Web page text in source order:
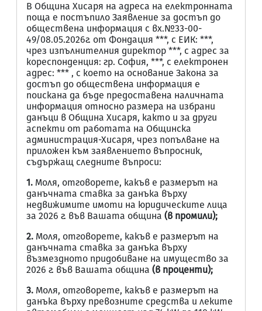
В Община Хисаря на адреса на електронната
поща е постъпило Заявление за достъп до
обществена информация с вх.№33-00-
49/08.05.2026г. от Фондация ***, с ЕИК: ***,
чрез изпълнителния директор ***, с адрес за
кореспонденция: гр. София, ***, с електронен
адрес: *** , с което на основание Закона за
достъп до обществена информация е
поискана да бъде предоставена наличната
информация относно размера на избрани
данъци в Община Хисаря, както и за други
аспекти от работата на Общинска
администрация-Хисаря, чрез попълване на
приложен към заявлението въпросник,
съдържащ следните въпроси:
1. Моля, отговорете, какъв е размерът на
данъчната ставка за данъка върху
недвижимите имоти на юридическите лица
за 2026 г. във Вашата община (в промили);
2. Моля, отговорете, какъв е размерът на
данъчната ставка за данъка върху
възмездното придобиване на имущество за
2026 г. във Вашата община (в проценти);
3. Моля, отговорете, какъв е размерът на
данъка върху превозните средства и леките